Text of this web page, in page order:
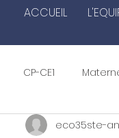
ACCUEIL
CP-CE1
eco35ste-